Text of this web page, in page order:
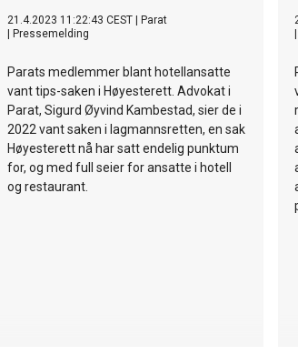
21.4.2023 11:22:43 CEST
Parat
Pressemelding
Parats medlemmer blant hotellansatte
vant tips-saken i Høyesterett. Advokat i
Parat, Sigurd Øyvind Kambestad, sier de i
2022 vant saken i lagmannsretten, en sak
Høyesterett nå har satt endelig punktum
for, og med full seier for ansatte i hotell
og restaurant.